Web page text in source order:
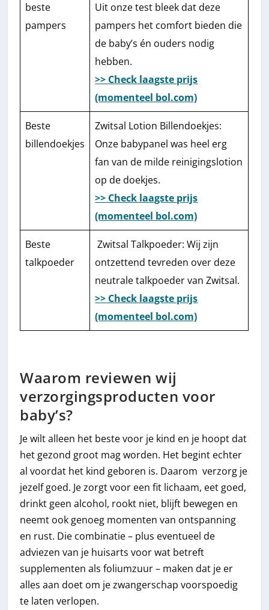
beste
pampers
Uit onze test bleek dat deze
pampers het comfort bieden die
de baby’s én ouders nodig
hebben.
>> Check laagste prijs
(momenteel bol.com)
Beste
billendoekjes
Zwitsal Lotion Billendoekjes:
Onze babypanel was heel erg
fan van de milde reinigingslotion
op de doekjes.
>> Check laagste prijs
(momenteel bol.com)
Beste
talkpoeder
Zwitsal Talkpoeder: Wij zijn
ontzettend tevreden over deze
neutrale talkpoeder van Zwitsal.
>> Check laagste prijs
(momenteel bol.com)
Waarom reviewen wij
verzorgingsproducten voor
baby’s?
Je wilt alleen het beste voor je kind en je hoopt dat
het gezond groot mag worden. Het begint echter
al voordat het kind geboren is. Daarom verzorg je
jezelf goed. Je zorgt voor een fit lichaam, eet goed,
drinkt geen alcohol, rookt niet, blijft bewegen en
neemt ook genoeg momenten van ontspanning
en rust. Die combinatie – plus eventueel de
adviezen van je huisarts voor wat betreft
supplementen als foliumzuur – maken dat je er
alles aan doet om je zwangerschap voorspoedig
te laten verlopen.